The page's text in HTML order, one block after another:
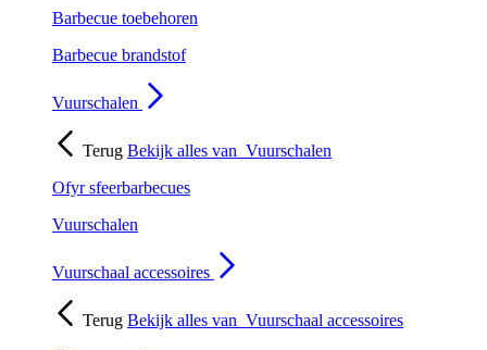
Barbecue toebehoren
Barbecue brandstof
Vuurschalen
Terug Bekijk alles van Vuurschalen
Ofyr sfeerbarbecues
Vuurschalen
Vuurschaal accessoires
Terug Bekijk alles van Vuurschaal accessoires